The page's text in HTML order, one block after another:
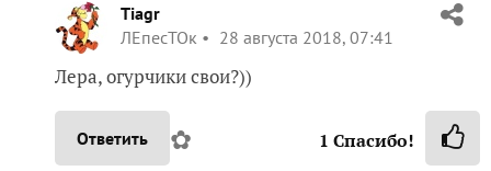
Tiagr
ЛЕпесТОк
28 августа 2018, 07:41
Лера, огурчики свои?))
Ответить ✿ 1 Спасибо!